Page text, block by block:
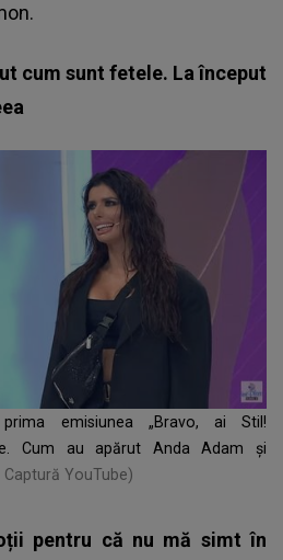
cum sunt fetele. La început
emisiunea „Bravo, ai Stil!
Cum au apărut Anda Adam și
YouTube)
pentru că nu mă simt în